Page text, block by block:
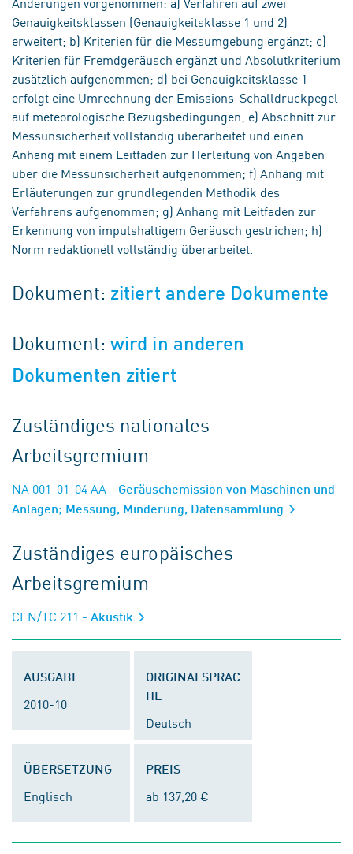
Genauigkeitsklassen (Genauigkeitsklasse 1 und 2)
erweitert; b) Kriterien für die Messumgebung ergänzt; c)
Kriterien für Fremdgeräusch ergänzt und Absolutkriterium
zusätzlich aufgenommen; d) bei Genauigkeitsklasse 1
erfolgt eine Umrechnung der Emissions-Schalldruckpegel
auf meteorologische Bezugsbedingungen; e) Abschnitt zur
Messunsicherheit vollständig überarbeitet und einen
Anhang mit einem Leitfaden zur Herleitung von Angaben
über die Messunsicherheit aufgenommen; f) Anhang mit
Erläuterungen zur grundlegenden Methodik des
Verfahrens aufgenommen; g) Anhang mit Leitfaden zur
Erkennung von impulshaltigem Geräusch gestrichen; h)
Norm redaktionell vollständig überarbeitet.
Dokument: zitiert andere Dokumente
Dokument:wird in anderen
Dokumenten zitiert
Zuständiges nationales
Arbeitsgremium
NA 001-01-04 AA - Geräuschemission von Maschinen und
Anlagen; Messung, Minderung, Datensammlung
Zuständiges europäisches
Arbeitsgremium
CEN/TC 211 - Akustik
AUSGABE
2010-10
ORIGINALSPRAC
HE
Deutsch
ÜBERSETZUNG
Englisch
PREIS
ab 137,20 €